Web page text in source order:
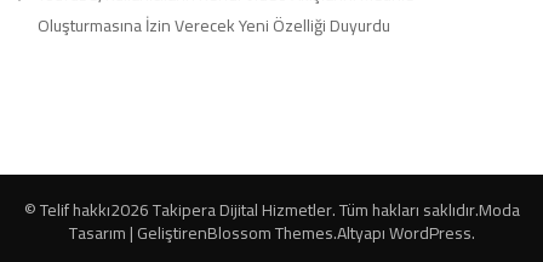
Oluşturmasına İzin Verecek Yeni Özelliği Duyurdu
© Telif hakkı2026Takipera Dijital Hizmetler. Tüm hakları saklıdır.Moda
Tasarım | GeliştirenBlossom Themes.AltyapıWordPress.